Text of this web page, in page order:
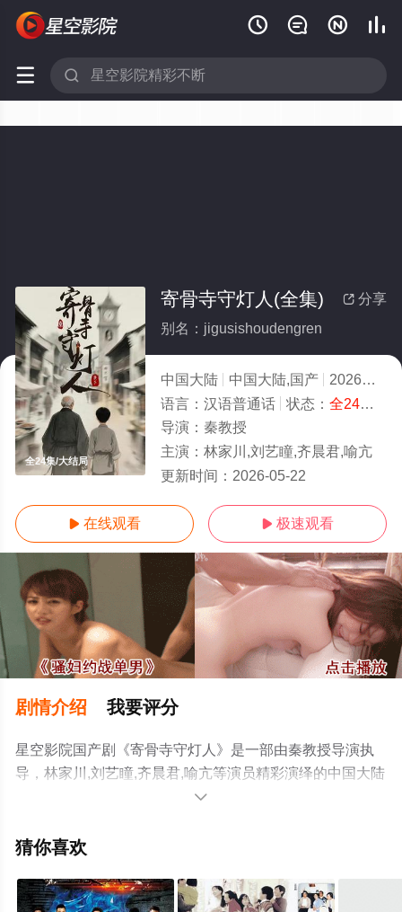
   
 
全24集/大结局
 分享
寄骨寺守灯人(全集)
别名：jigusishoudengren
中国大陆 中国大陆,国产 2026
8.0
语言： 汉语普通话 状态： 全24集
导演： 秦教授
主演： 林家川,刘艺瞳,齐晨君,喻亢
更新时间： 2026-05-22
 在线观看  极速观看
剧情介绍 我要评分
星空影院国产剧《寄骨寺守灯人》是一部由秦教授导演执
导，林家川,刘艺瞳,齐晨君,喻亢等演员精彩演绎的中国大陆
电视剧，大结局剧情已揭晓（全24集），免费观看高清未
步至豆瓣电视剧、电视猫或剧情网等平台了解。

猜你喜欢